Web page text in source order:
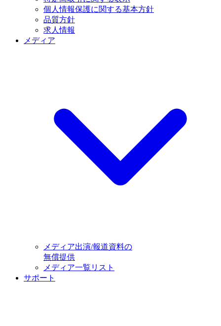
個人情報保護に関する基本方針
品質方針
求人情報
メディア
メディア出演/報道資料の
無償提供
メディア一覧リスト
サポート